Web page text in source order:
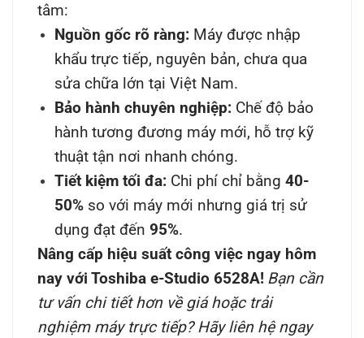
tâm:
Nguồn gốc rõ ràng: Máy được nhập
khẩu trực tiếp, nguyên bản, chưa qua
sửa chữa lớn tại Việt Nam.
Bảo hành chuyên nghiệp: Chế độ bảo
hành tương đương máy mới, hỗ trợ kỹ
thuật tận nơi nhanh chóng.
Tiết kiệm tối đa: Chi phí chỉ bằng 40-
50%so với máy mới nhưng giá trị sử
dụng đạt đến 95%.
Nâng cấp hiệu suất công việc ngay hôm
nay với Toshiba e-Studio 6528A! Bạn cần
tư vấn chi tiết hơn về giá hoặc trải
nghiệm máy trực tiếp? Hãy liên hệ ngay